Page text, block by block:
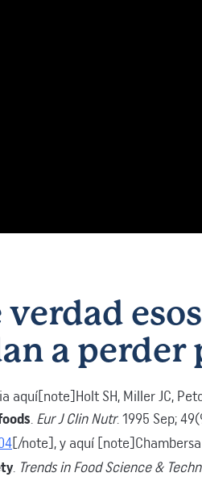
esos
a perder
aquí[note]Holt SH, Miller JC,
. Eur J Clin Nutr. 1995 Sep;
[/note], y aquí
. Trends in Food Science &